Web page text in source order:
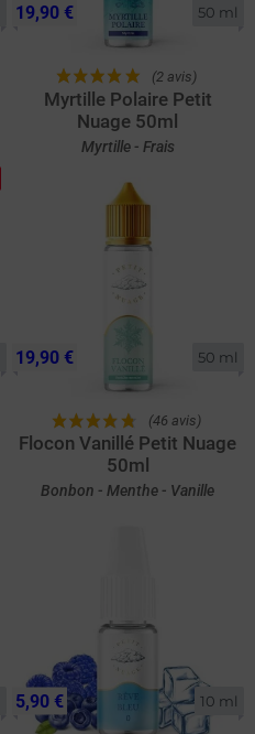
50 ml
(2 avis)
Myrtille Polaire Petit
Nuage 50ml
Myrtille - Frais
19,90 €
50 ml
(46 avis)
Flocon Vanillé Petit Nuage
50ml
Bonbon - Menthe - Vanille
19,90 €
10 ml
5,90 €